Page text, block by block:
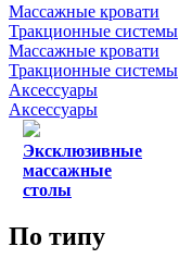
Массажные кровати
Тракционные системы
Массажные кровати
Тракционные системы
Аксессуары
Аксессуары
Эксклюзивные
массажные
столы
По типу